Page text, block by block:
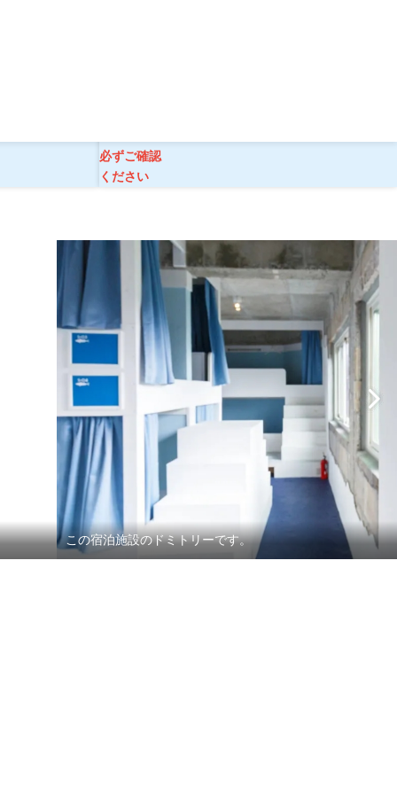
事なし）【現地2泊】
必ずご確認
ください
この宿泊施設のドミトリーです。